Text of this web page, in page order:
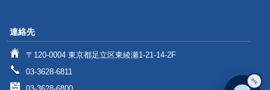
連絡先
〒120-0004 東京都足立区東綾瀬1-21-14-2F
03-3628-6811